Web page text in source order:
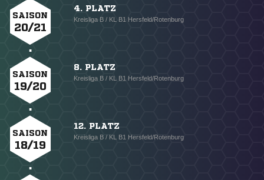
SAISON
20/21
4. PLATZ
Kreisliga B / KL B1 Hersfeld/Rotenburg
SAISON
19/20
8. PLATZ
Kreisliga B / KL B1 Hersfeld/Rotenburg
SAISON
18/19
12. PLATZ
Kreisliga B / KL B1 Hersfeld/Rotenburg